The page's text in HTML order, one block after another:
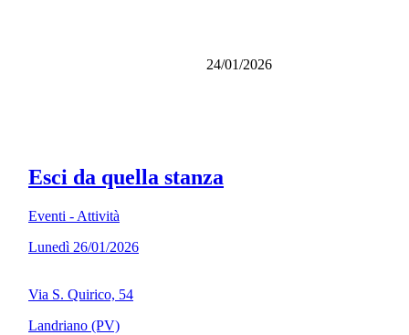
24/01/2026
Esci da quella stanza
Eventi - Attività
Lunedì 26/01/2026
Via S. Quirico, 54
Landriano (PV)